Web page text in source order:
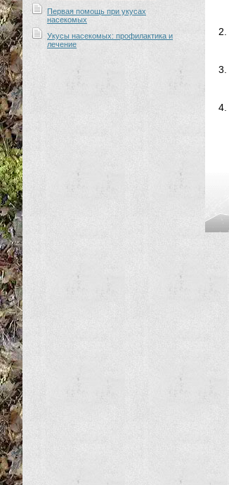
Первая помощь при укусах
насекомых
Укусы насекомых: профилактика и
лечение